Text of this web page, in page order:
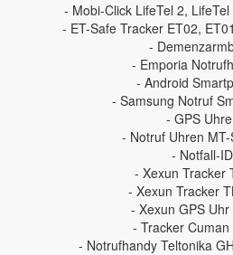
- Mobi-Click LifeTel 2,
- ET-Safe Tracker ET02,
-
- Emporia
- Android
- Samsung Notruf
- GPS
- Notruf Uhren
- Notfall-ID
- Xexun Tracker
- Xexun Tracker
- Xexun GPS Uhr
- Tracker Cuman
- Notrufhandy Teltonika